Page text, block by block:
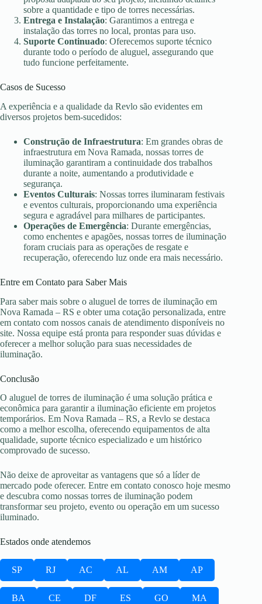
sobre a quantidade e tipo de torres necessárias.
Entrega e Instalação: Garantimos a entrega e
instalação das torres no local, prontas para uso.
Suporte Continuado: Oferecemos suporte técnico
durante todo o período de aluguel, assegurando que
tudo funcione perfeitamente.
Casos de Sucesso
A experiência e a qualidade da Revlo são evidentes em
diversos projetos bem-sucedidos:
Construção de Infraestrutura: Em grandes obras de
infraestrutura em Nova Ramada, nossas torres de
iluminação garantiram a continuidade dos trabalhos
durante a noite, aumentando a produtividade e
segurança.
Eventos Culturais: Nossas torres iluminaram festivais
e eventos culturais, proporcionando uma experiência
segura e agradável para milhares de participantes.
Operações de Emergência: Durante emergências,
como enchentes e apagões, nossas torres de iluminação
foram cruciais para as operações de resgate e
recuperação, oferecendo luz onde era mais necessário.
Entre em Contato para Saber Mais
Para saber mais sobre o aluguel de torres de iluminação em
Nova Ramada – RS e obter uma cotação personalizada, entre
em contato com nossos canais de atendimento disponíveis no
site. Nossa equipe está pronta para responder suas dúvidas e
oferecer a melhor solução para suas necessidades de
iluminação.
Conclusão
O aluguel de torres de iluminação é uma solução prática e
econômica para garantir a iluminação eficiente em projetos
temporários. Em Nova Ramada – RS, a Revlo se destaca
como a melhor escolha, oferecendo equipamentos de alta
qualidade, suporte técnico especializado e um histórico
comprovado de sucesso.
Não deixe de aproveitar as vantagens que só a líder de
mercado pode oferecer. Entre em contato conosco hoje mesmo
e descubra como nossas torres de iluminação podem
transformar seu projeto, evento ou operação em um sucesso
iluminado.
Estados onde atendemos
SP RJ AC AL AM AP
BA CE DF ES GO MA